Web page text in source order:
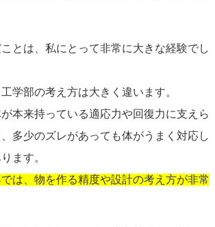
とは、私にとって非常に大きな経験でし
学部の考え方は大きく違います。
本来持っている適応力や回復力に支えら
多少のズレがあっても体がうまく対応し
ます。
は、物を作る精度や設計の考え方が非常